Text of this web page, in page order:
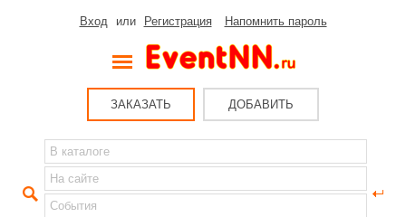
Вход или Регистрация Напомнить пароль
ЗАКАЗАТЬ ДОБАВИТЬ